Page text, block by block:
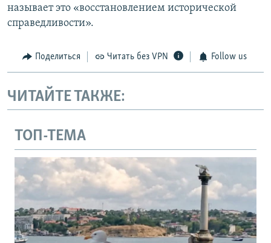
называет это «восстановлением исторической
справедливости».
Поделиться Читать без VPN Follow us
ЧИТАЙТЕ ТАКЖЕ:
ТОП-ТЕМА